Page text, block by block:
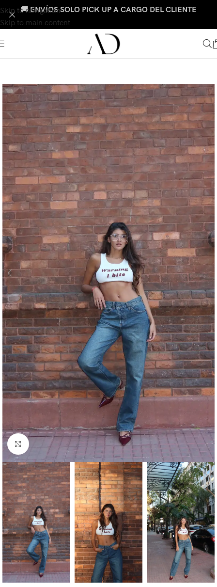
Skip to navigation
Skip to main content
🚚 ENVÍOS SOLO PICK UP A CARGO DEL CLIENTE
Haga Click para agrandar